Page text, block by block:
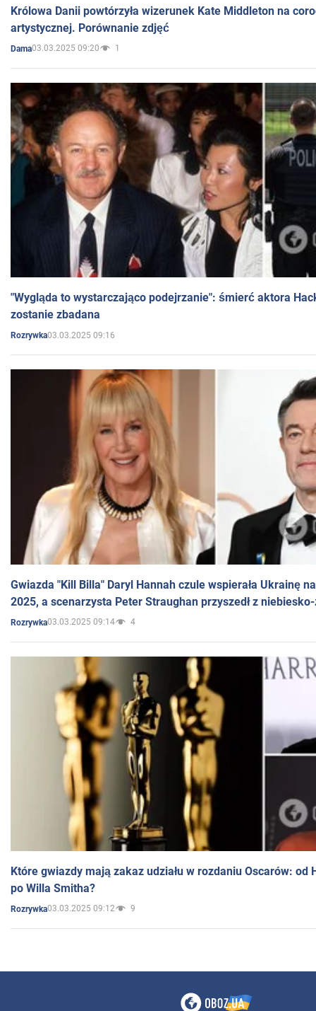
Królowa Danii powtórzyła wizerunek Kate Middleton na
artystycznej. Porównanie zdjęć
Dama03.03.2025 09:20 1
"Wygląda to wystarczająco podejrzanie": śmierć aktora
zostanie zbadana
Rozrywka03.03.2025 09:16
Gwiazda "Kill Billa" Daryl Hannah czule wspierała Ukrainę
2025, a scenarzysta Peter Straughan przyszedł z
Rozrywka03.03.2025 09:14 4
Które gwiazdy mają zakaz udziału w rozdaniu Oscarów: od
po Willa Smitha?
Rozrywka03.03.2025 09:12 9